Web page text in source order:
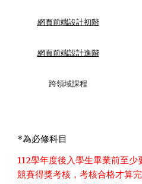
網頁前端設計初階
網頁前端設計進階
跨領域課程
*為必修科目
112學年度後入學生畢業前至
競賽得獎考核，考核合格才算